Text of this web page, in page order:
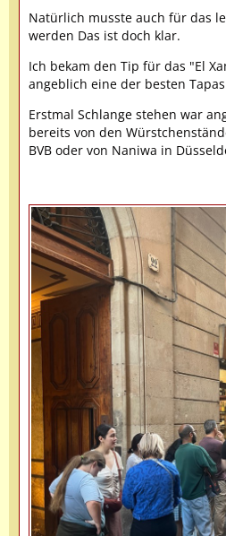
Natürlich musste auch für das
werden Das ist doch klar.
Ich bekam den Tip für das "El
angeblich eine der besten
Erstmal Schlange stehen war
bereits von den
BVB oder von Naniwa in